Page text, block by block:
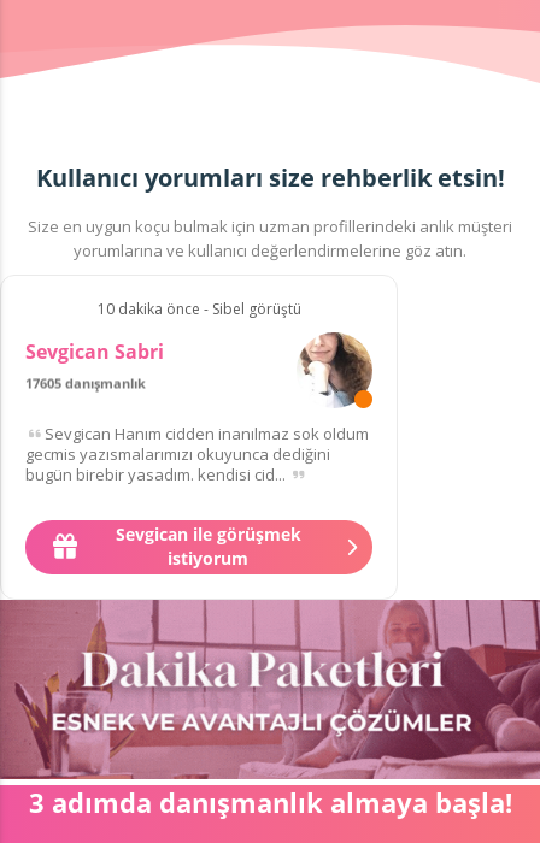
Kullanıcı yorumları size rehberlik etsin!
Size en uygun koçu bulmak için uzman profillerindeki anlık müşteri
yorumlarına ve kullanıcı değerlendirmelerine göz atın.
10 dakika önce - Sibel görüştü
Sevgican Sabri
17605 danışmanlık
86 müşteriden
Sevgican Hanım cidden inanılmaz sok oldum
gecmis yazısmalarımızı okuyunca dediğini
bugün birebir yasadım. kendisi cid...
Sevgican ile görüşmek
istiyorum
3 adımda danışmanlık almaya başla!